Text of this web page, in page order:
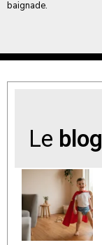
baignade.
Le blog